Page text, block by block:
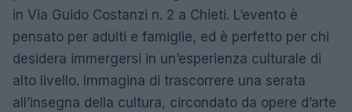
in Via Guido Costanzi n. 2 a Chieti. L’evento è
pensato per adulti e famiglie, ed è perfetto per chi
desidera immergersi in un’esperienza culturale di
alto livello. Immagina di trascorrere una serata
all’insegna della cultura, circondato da opere d’arte